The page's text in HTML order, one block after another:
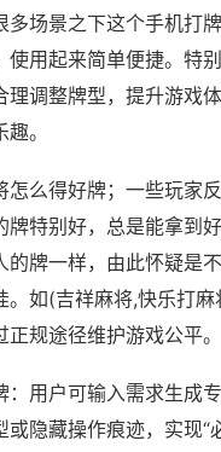
多场景之下这个手机打
使用起来简单便捷。特
理调整牌型，提升游戏
。
怎么得好牌；一些玩家
牌特别好，总是能拿到
的牌一样，由此怀疑是
。如(吉祥麻将,快乐打麻
规途径维护游戏公平。
：用户可输入需求生成专
或隐藏操作痕迹，实现“